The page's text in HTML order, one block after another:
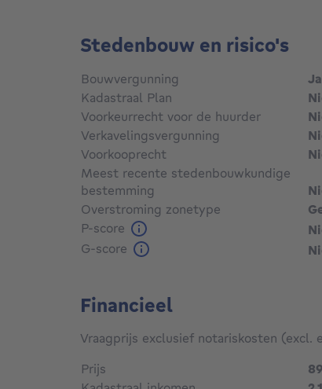
Stedenbouw en risico's
Bouwvergunning
Ja
Kadastraal Plan
Voorkeurrecht voor de huurder
Verkavelingsvergunning
Voorkooprecht
Meest recente stedenbouwkundige
bestemming
Overstroming zonetype
P-score
G-score
Financieel
Vraagprijs exclusief notariskosten
Prijs